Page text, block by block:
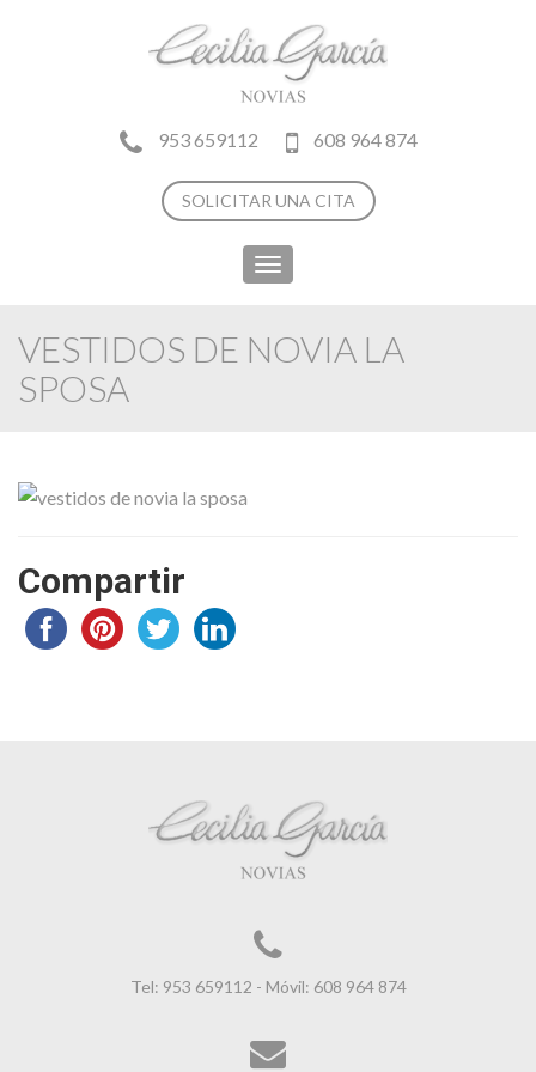
953 659112 608 964 874
SOLICITAR UNA CITA
Toggle
navigation
VESTIDOS DE NOVIA LA
SPOSA
Compartir
Tel: 953 659112 - Móvil: 608 964 874